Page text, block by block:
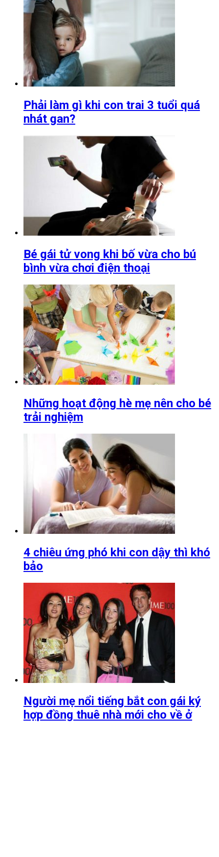
Phải làm gì khi con trai 3 tuổi quá
nhát gan?
Bé gái tử vong khi bố vừa cho bú
bình vừa chơi điện thoại
Những hoạt động hè mẹ nên cho bé
trải nghiệm
4 chiêu ứng phó khi con dậy thì khó
bảo
Người mẹ nổi tiếng bắt con gái ký
hợp đồng thuê nhà mới cho về ở